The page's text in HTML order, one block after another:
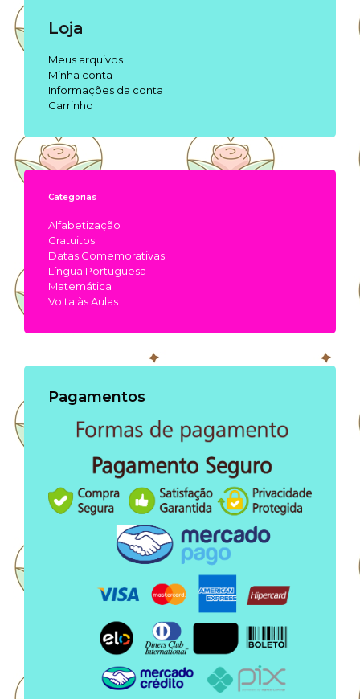
Loja
Meus arquivos
Minha conta
Informações da conta
Carrinho
Categorias
Alfabetização
Gratuitos
Datas Comemorativas
Língua Portuguesa
Matemática
Volta às Aulas
Pagamentos